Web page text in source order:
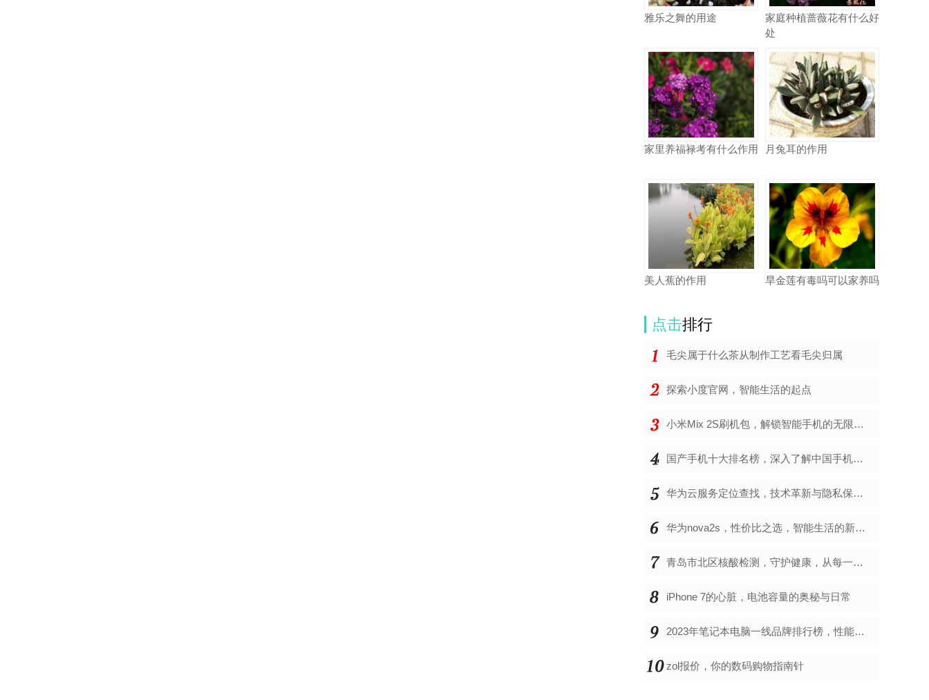
雅乐之舞的用途
家庭种植蔷薇花有什么好
处
家里养福禄考有什么作用 月兔耳的作用
美人蕉的作用 旱金莲有毒吗可以家养吗
点击排行
毛尖属于什么茶从制作工艺看毛尖归属
探索小度官网，智能生活的起点
小米Mix 2S刷机包，解锁智能手机的无限可能
国产手机十大排名榜，深入了解中国手机市场的佼佼者
华为云服务定位查找，技术革新与隐私保护的双重奏
华为nova2s，性价比之选，智能生活的新伙伴
青岛市北区核酸检测，守护健康，从每一次检测开始
iPhone 7的心脏，电池容量的奥秘与日常
2023年笔记本电脑一线品牌排行榜，性能、创新与用户满意度的综合考量
zol报价，你的数码购物指南针